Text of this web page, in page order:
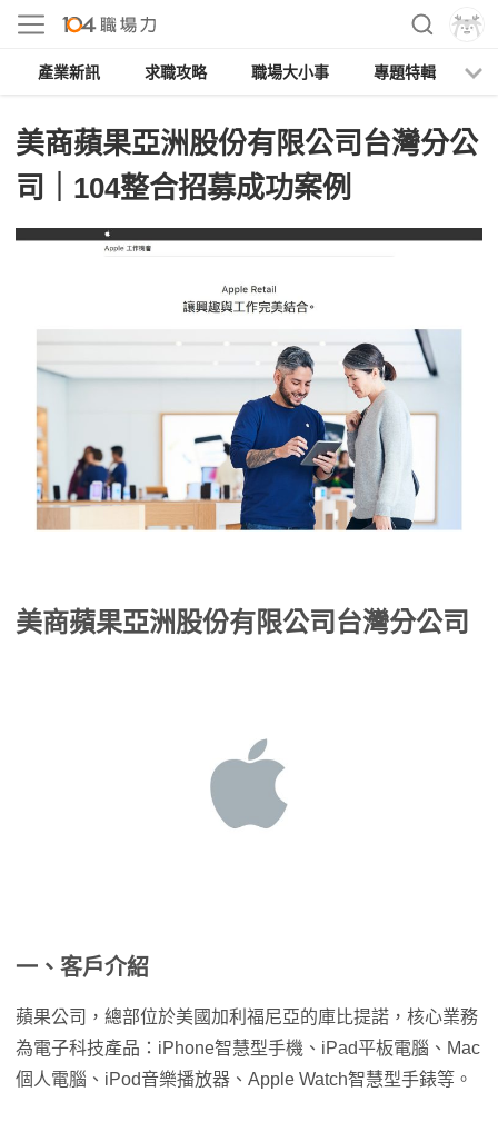
產業新訊 求職攻略 職場大小事 專題特輯
美商蘋果亞洲股份有限公司台灣分公
司｜104整合招募成功案例
美商蘋果亞洲股份有限公司台灣分公司
一、客戶介紹
蘋果公司，總部位於美國加利福尼亞的庫比提諾，核心業務
為電子科技產品：iPhone智慧型手機、iPad平板電腦、Mac
個人電腦、iPod音樂播放器、Apple Watch智慧型手錶等。